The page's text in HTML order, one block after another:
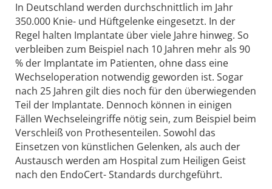
In Deutschland werden durchschnittlich im Jahr
350.000 Knie- und Hüftgelenke eingesetzt. In der
Regel halten Implantate über viele Jahre hinweg. So
verbleiben zum Beispiel nach 10 Jahren mehr als 90
% der Implantate im Patienten, ohne dass eine
Wechseloperation notwendig geworden ist. Sogar
nach 25 Jahren gilt dies noch für den überwiegenden
Teil der Implantate. Dennoch können in einigen
Fällen Wechseleingriffe nötig sein, zum Beispiel beim
Verschleiß von Prothesenteilen. Sowohl das
Einsetzen von künstlichen Gelenken, als auch der
Austausch werden am Hospital zum Heiligen Geist
nach den EndoCert- Standards durchgeführt.